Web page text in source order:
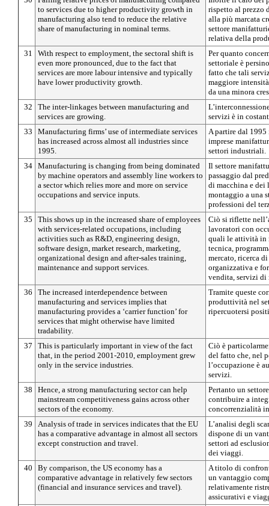
to services due to higher productivity growth in
manufacturing also tend to reduce the relative
share of manufacturing in nominal terms.
rispetto al prezzo
alla più marcata
settore
relativa della
31
With respect to employment, the sectoral shift is
even more pronounced, due to the fact that
services are more labour intensive and typically
have lower productivity growth.
Per quanto
settoriale è
fatto che tali
maggiore
da una minora
32
The inter-linkages between manufacturing and
services are growing.
servizi è in
33
Manufacturing firms’ use of intermediate services
has increased across almost all industries since
1995.
A partire dal
imprese
settori industriali.
34 Manufacturing is changing from being dominated
by machine operators and assembly line workers to
a sector which relies more and more on service
occupations and service inputs.
Il settore
passaggio dal
di macchina e dei
montaggio a una
professioni del
35
This shows up in the increased share of employees
with services-related occupations, including
activities such as R&D, engineering design,
software design, market research, marketing,
organizational design and after-sales training,
maintenance and support services.
Ciò si riflette
lavoratori con
quali le attività in
tecnica,
mercato, ricerca
organizzativa e
vendita, servizi di
36
The increased interdependence between
manufacturing and services implies that
manufacturing provides a ‘carrier function’ for
services that might otherwise have limited
tradability.
Tramite queste
produttività nel
ripercuotersi
37
This is particularly important in view of the fact
that, in the period 2001-2010, employment grew
only in the service industries.
Ciò è
del fatto che, nel
l’occupazione è
servizi.
38
Hence, a strong manufacturing sector can help
mainstream competitiveness gains across other
sectors of the economy.
Pertanto un
contribuire a
concorrenzialità
39
Analysis of trade in services indicates that the EU
has a comparative advantage in almost all sectors
except construction and travel.
L’analisi degli
dispone di un
settori ad
dei viaggi.
40
By comparison, the US economy has a
comparative advantage in relatively few sectors
(financial and insurance services and travel).
A titolo di
un vantaggio
relativamente
assicurativi e